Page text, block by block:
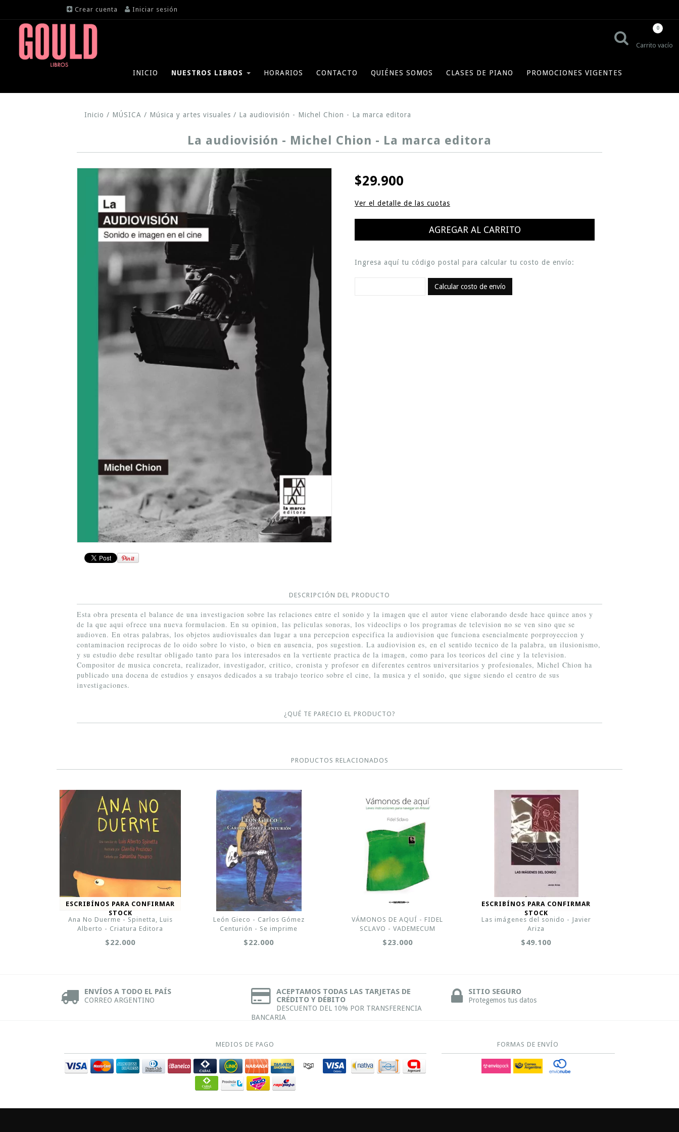
Crear cuenta Iniciar sesión
Carrito vacío
0
INICIO NUESTROS LIBROS HORARIOS CONTACTO QUIÉNES SOMOS CLASES DE PIANO PROMOCIONES VIGENTES
Inicio / MÚSICA / Música y artes visuales / La audiovisión - Michel Chion - La marca editora
La audiovisión - Michel Chion - La marca editora
$29.900
Ver el detalle de las cuotas
Ingresa aquí tu código postal para calcular tu costo de envío:
Calcular costo de envío
DESCRIPCIÓN DEL PRODUCTO
Esta obra presenta el balance de una investigacion sobre las relaciones entre el sonido y la imagen que el autor viene elaborando desde hace quince anos y
de la que aqui ofrece una nueva formulacion. En su opinion, las peliculas sonoras, los videoclips o los programas de television no se ven sino que se
audioven. En otras palabras, los objetos audiovisuales dan lugar a una percepcion especifica la audiovision que funciona esencialmente porproyeccion y
contaminacion reciprocas de lo oido sobre lo visto, o bien en ausencia, pos sugestion. La audiovision es, en el sentido tecnico de la palabra, un ilusionismo,
y su estudio debe resultar obligado tanto para los interesados en la vertiente practica de la imagen, como para los teoricos del cine y la television.
Compositor de musica concreta, realizador, investigador, critico, cronista y profesor en diferentes centros universitarios y profesionales, Michel Chion ha
publicado una docena de estudios y ensayos dedicados a su trabajo teorico sobre el cine, la musica y el sonido, que sigue siendo el centro de sus
investigaciones.
¿QUÉ TE PARECIO EL PRODUCTO?
PRODUCTOS RELACIONADOS
ESCRIBÍNOS PARA CONFIRMAR
STOCK
Ana No Duerme - Spinetta, Luis
Alberto - Criatura Editora
$22.000
León Gieco - Carlos Gómez
Centurión - Se imprime
$22.000
VÁMONOS DE AQUÍ - FIDEL
SCLAVO - VADEMECUM
$23.000
ESCRIBÍNOS PARA CONFIRMAR
STOCK
Las imágenes del sonido - Javier
Ariza
$49.100
ENVÍOS A TODO EL PAÍS
CORREO ARGENTINO
ACEPTAMOS TODAS LAS TARJETAS DE
CRÉDITO Y DÉBITO
DESCUENTO DEL 10% POR TRANSFERENCIA
BANCARIA
SITIO SEGURO
Protegemos tus datos
MEDIOS DE PAGO FORMAS DE ENVÍO